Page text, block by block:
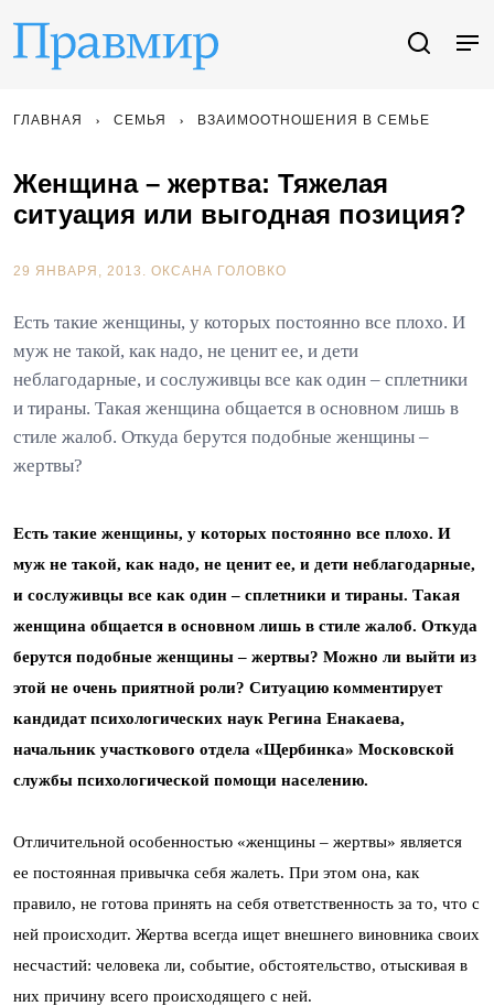
ГЛАВНАЯ СЕМЬЯ ВЗАИМООТНОШЕНИЯ В СЕМЬЕ
Женщина – жертва: Тяжелая
ситуация или выгодная позиция?
29 ЯНВАРЯ, 2013. ОКСАНА ГОЛОВКО
Есть такие женщины, у которых постоянно все плохо. И
муж не такой, как надо, не ценит ее, и дети
неблагодарные, и сослуживцы все как один – сплетники
и тираны. Такая женщина общается в основном лишь в
стиле жалоб. Откуда берутся подобные женщины –
жертвы?
Есть такие женщины, у которых постоянно все плохо. И
муж не такой, как надо, не ценит ее, и дети неблагодарные,
и сослуживцы все как один – сплетники и тираны. Такая
женщина общается в основном лишь в стиле жалоб. Откуда
берутся подобные женщины – жертвы? Можно ли выйти из
этой не очень приятной роли? Ситуацию комментирует
кандидат психологических наук Регина Енакаева,
начальник участкового отдела «Щербинка» Московской
службы психологической помощи населению.
Отличительной особенностью «женщины – жертвы» является
ее постоянная привычка себя жалеть. При этом она, как
правило, не готова принять на себя ответственность за то, что с
ней происходит. Жертва всегда ищет внешнего виновника своих
несчастий: человека ли, событие, обстоятельство, отыскивая в
них причину всего происходящего с ней.